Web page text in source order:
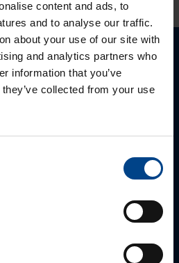
content and ads, to
and to analyse our traffic.
about your use of our site with
and analytics partners who
information that you’ve
collected from your use
ühendust